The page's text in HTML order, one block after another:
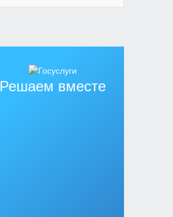
Решаем вместе